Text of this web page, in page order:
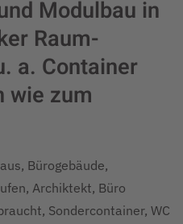
Modulbau in
Raum-
a. Container
wie zum
Bürogebäude,
Archiktekt, Büro
Sondercontainer, WC